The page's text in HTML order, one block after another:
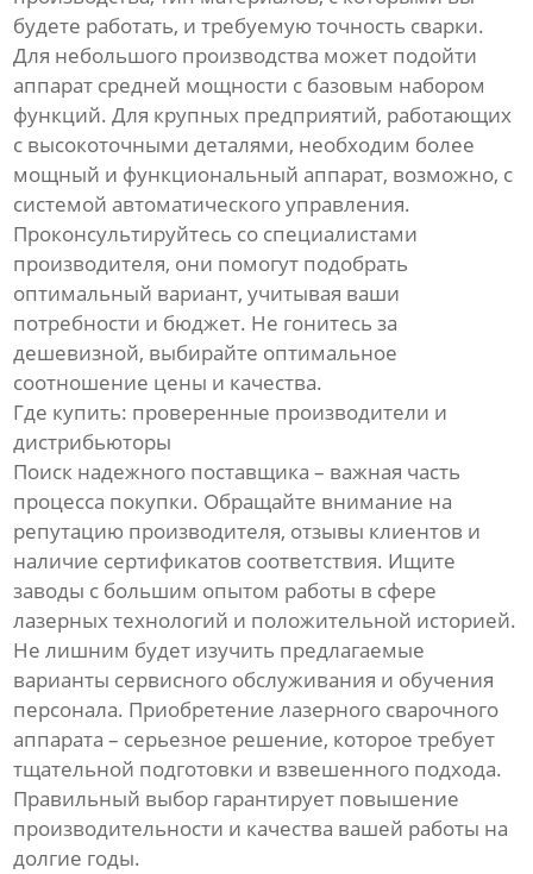
будете работать, и требуемую точность сварки.
Для небольшого производства может подойти
аппарат средней мощности с базовым набором
функций. Для крупных предприятий, работающих
с высокоточными деталями, необходим более
мощный и функциональный аппарат, возможно, с
системой автоматического управления.
Проконсультируйтесь со специалистами
производителя, они помогут подобрать
оптимальный вариант, учитывая ваши
потребности и бюджет. Не гонитесь за
дешевизной, выбирайте оптимальное
соотношение цены и качества.
Где купить: проверенные производители и
дистрибьюторы
Поиск надежного поставщика – важная часть
процесса покупки. Обращайте внимание на
репутацию производителя, отзывы клиентов и
наличие сертификатов соответствия. Ищите
заводы с большим опытом работы в сфере
лазерных технологий и положительной историей.
Не лишним будет изучить предлагаемые
варианты сервисного обслуживания и обучения
персонала. Приобретение лазерного сварочного
аппарата – серьезное решение, которое требует
тщательной подготовки и взвешенного подхода.
Правильный выбор гарантирует повышение
производительности и качества вашей работы на
долгие годы.